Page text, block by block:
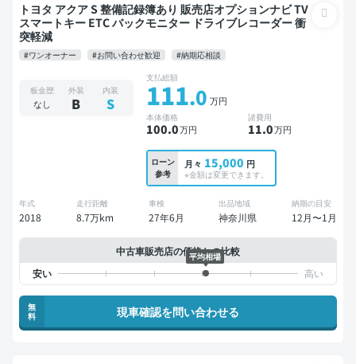
トヨタ アクア S 整備記録簿あり 販売店オプションナビ TV
スマートキー ETC バックモニター ドライブレコーダー 衝
突軽減
#ワンオーナー #お問い合わせ歓迎 #納期応相談
板金歴
なし
外装
B
内装
S
支払総額
111.0 万円
本体価格
100.0万円
諸費用
11.0万円
ローン
参考
月々 15,000 円
※金額は変更できます。
年式
2018
走行距離
8.7万km
車検
27年6月
出品地域
神奈川県
納期の目安
12月〜1月
中古車販売店の価格との比較
平均相場
無
料
現車確認を問い合わせる